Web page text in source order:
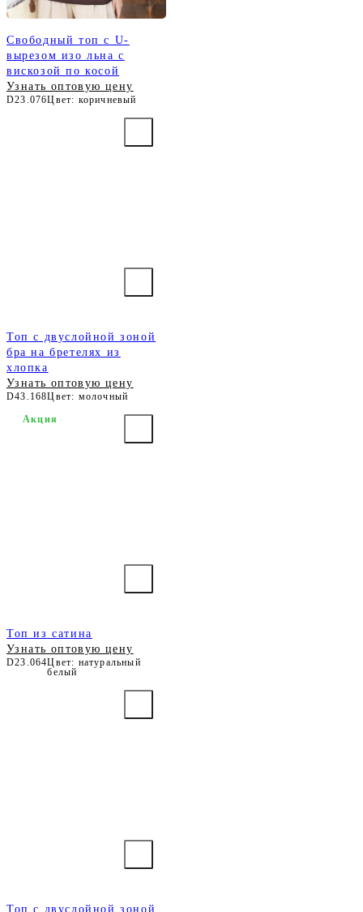
Свободный топ с U-
вырезом изо льна с
вискозой по косой
Узнать оптовую цену
D23.076Цвет: коричневый
Топ с двуслойной зоной
бра на бретелях из
хлопка
Узнать оптовую цену
D43.168Цвет: молочный
Топ из сатина
Узнать оптовую цену
D23.064Цвет: натуральный
белый
Акция
Топ с двуслойной зоной